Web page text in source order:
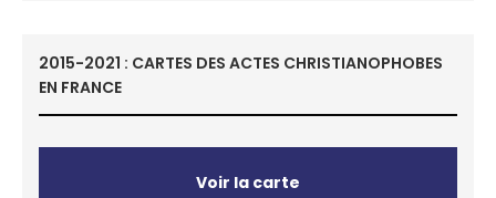
2015-2021 : CARTES DES ACTES CHRISTIANOPHOBES
EN FRANCE
Voir la carte